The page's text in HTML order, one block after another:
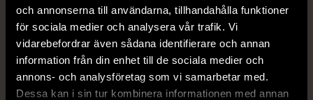
och annonserna till användarna, tillhandahålla funktioner
för sociala medier och analysera vår trafik. Vi
vidarebefordrar även sådana identifierare och annan
information från din enhet till de sociala medier och
annons- och analysföretag som vi samarbetar med.
Dessa kan i sin tur kombinera informationen med annan
1/5
STENSTRÖMS
Stenströms skjorta turkos
1/5
BOSS
BOSS vit pikétröja